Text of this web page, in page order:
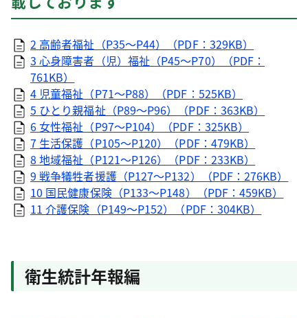
2 高齢者福祉（P35～P44）（PDF：329KB）
3 心身障害者（児）福祉（P45～P70）（PDF：
761KB）
4 児童福祉（P71～P88）（PDF：525KB）
5 ひとり親福祉（P89～P96）（PDF：363KB）
6 女性福祉（P97～P104）（PDF：325KB）
7 生活保護（P105～P120）（PDF：479KB）
8 地域福祉（P121～P126）（PDF：233KB）
9 戦争犠牲者援護（P127～P132）（PDF：276KB）
10 国民健康保険（P133～P148）（PDF：459KB）
11 介護保険（P149～P152）（PDF：304KB）
衛生統計年報編